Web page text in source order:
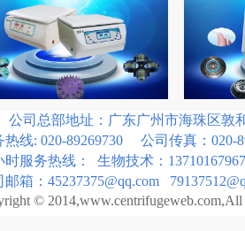
地址：广东广州市海珠区敦和
: 020-89269730 公司传真：020-
务热线： 生物技术：
：45237375@qq.com
© 2014,www.centrifugeweb.com,All